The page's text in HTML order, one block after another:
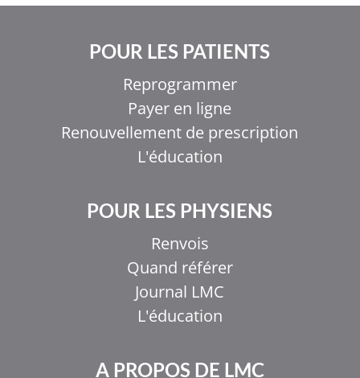
POUR LES PATIENTS
Reprogrammer
Payer en ligne
Renouvellement de prescription
L'éducation
POUR LES PHYSIENS
Renvois
Quand référer
Journal LMC
L'éducation
A PROPOS DE LMC